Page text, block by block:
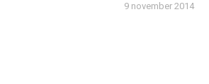
9 november 2014